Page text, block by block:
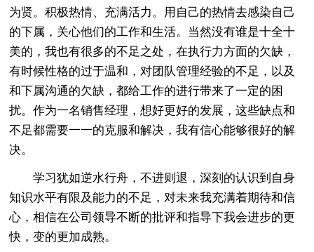
为贤。积极热情、充满活力。用自己的热情去感染自己
的下属，关心他们的工作和生活。当然没有谁是十全十
美的，我也有很多的不足之处，在执行力方面的欠缺，
有时候性格的过于温和，对团队管理经验的不足，以及
和下属沟通的欠缺，都给工作的进行带来了一定的困
扰。作为一名销售经理，想好更好的发展，这些缺点和
不足都需要一一的克服和解决，我有信心能够很好的解
决。
学习犹如逆水行舟，不进则退，深刻的认识到自身
知识水平有限及能力的不足，对未来我充满着期待和信
心，相信在公司领导不断的批评和指导下我会进步的更
快，变的更加成熟。